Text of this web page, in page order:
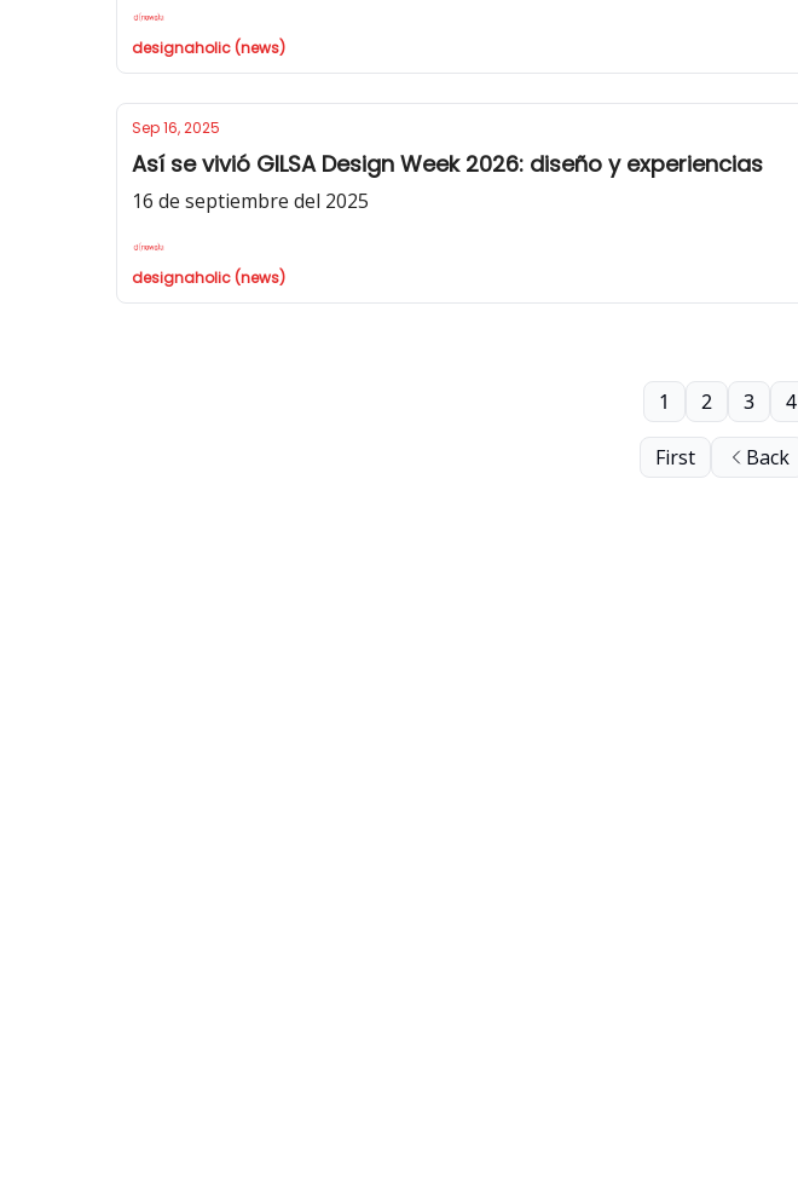
designaholic (news)
Sep 16, 2025
Así se vivió GILSA Design Week 2026: diseño y experiencias
16 de septiembre del 2025
designaholic (news)
First Back
1 2 3 4